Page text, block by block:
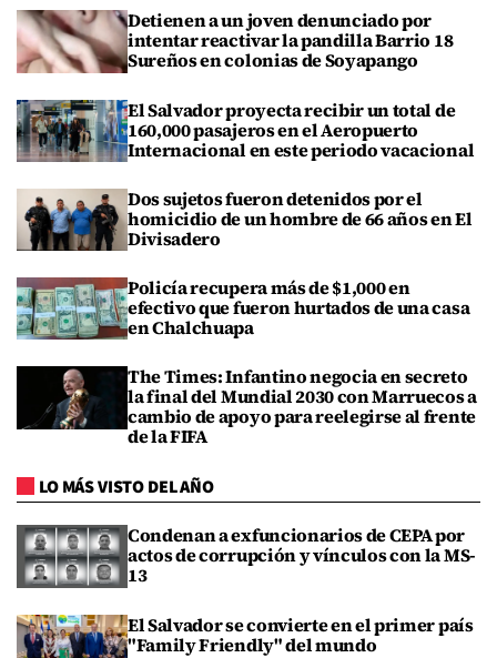
Detienen a un joven denunciado por
intentar reactivar la pandilla Barrio 18
Sureños en colonias de Soyapango
El Salvador proyecta recibir un total de
160,000 pasajeros en el Aeropuerto
Internacional en este periodo vacacional
Dos sujetos fueron detenidos por el
homicidio de un hombre de 66 años en El
Divisadero
Policía recupera más de $1,000 en
efectivo que fueron hurtados de una casa
en Chalchuapa
The Times: Infantino negocia en secreto
la final del Mundial 2030 con Marruecos a
cambio de apoyo para reelegirse al frente
de la FIFA
LO MÁS VISTO DEL AÑO
Condenan a exfuncionarios de CEPA por
actos de corrupción y vínculos con la MS-
13
El Salvador se convierte en el primer país
"Family Friendly" del mundo